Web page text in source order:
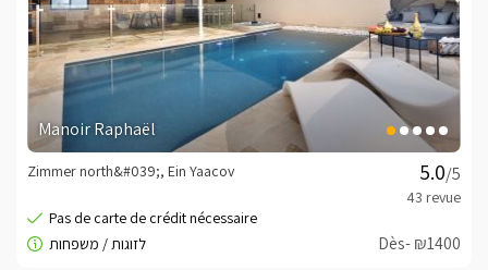
Manoir Raphaël
/5
Zimmer north&#039;, Ein Yaacov
Dès- ₪1400